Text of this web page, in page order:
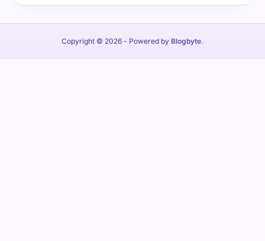
Copyright © 2026 - Powered by Blogbyte.